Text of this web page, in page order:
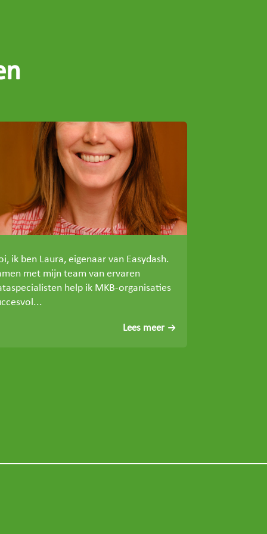
ik ben Laura, eigenaar van Easydash.
met mijn team van ervaren
help ik MKB-organisaties
Lees meer